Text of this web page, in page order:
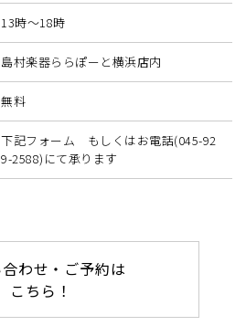
13時～18時
島村楽器ららぽーと横浜店内
無料
下記フォーム もしくはお電話(045-92
9-2588)にて承ります
わせ・ご予約は
こちら！